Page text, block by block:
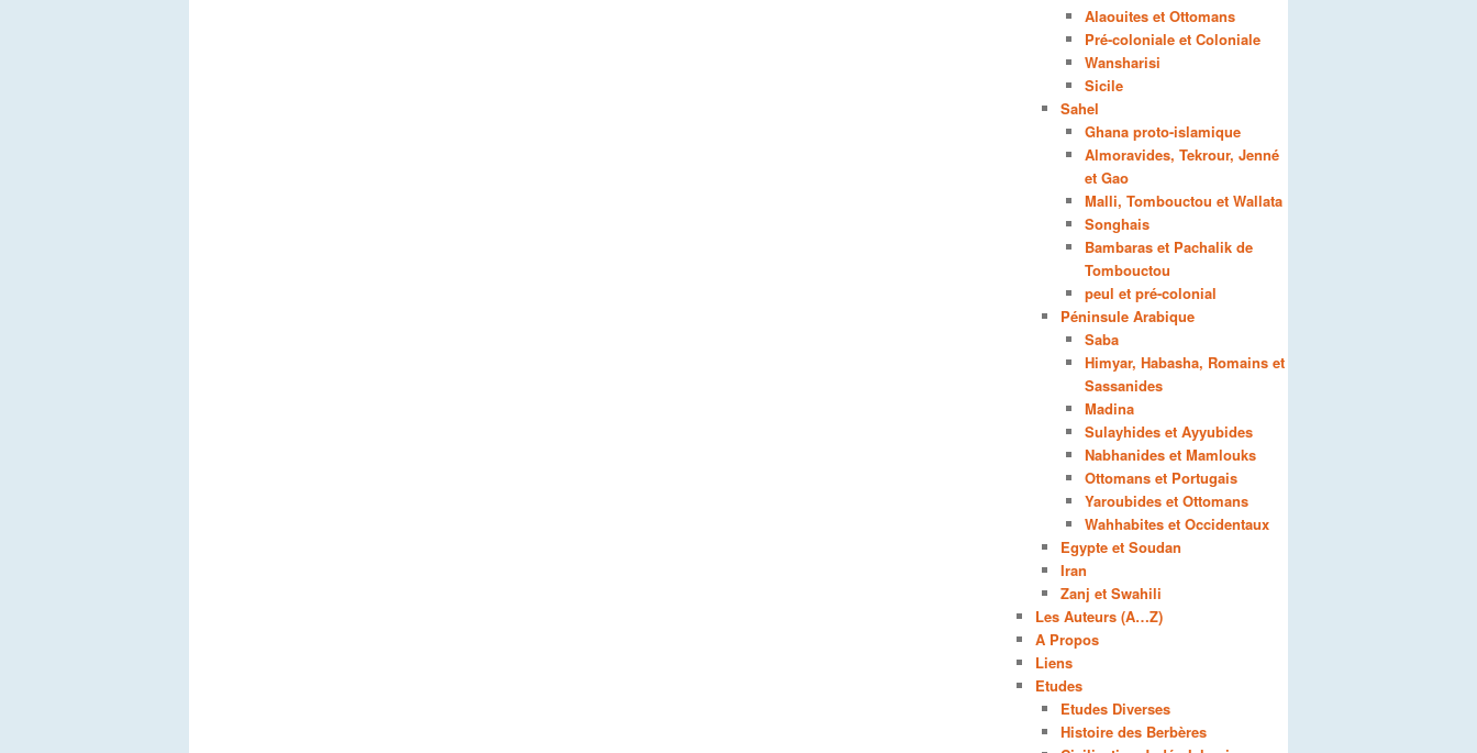
Alaouites et Ottomans
Pré-coloniale et Coloniale
Wansharisi
Sicile
Sahel
Ghana proto-islamique
Almoravides, Tekrour, Jenné
et Gao
Malli, Tombouctou et Wallata
Songhais
Bambaras et Pachalik de
Tombouctou
peul et pré-colonial
Péninsule Arabique
Saba
Himyar, Habasha, Romains et
Sassanides
Madina
Sulayhides et Ayyubides
Nabhanides et Mamlouks
Ottomans et Portugais
Yaroubides et Ottomans
Wahhabites et Occidentaux
Egypte et Soudan
Iran
Zanj et Swahili
Les Auteurs (A…Z)
A Propos
Liens
Etudes
Etudes Diverses
Histoire des Berbères